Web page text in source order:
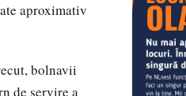
aproximativ
bolnavii
de servire a